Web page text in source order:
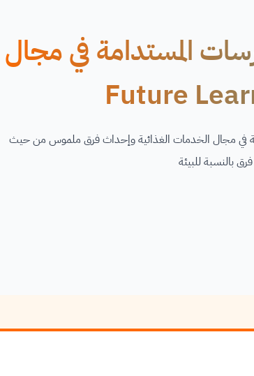
المستدامة في مجال
في مجال الخدمات الغذائية وإحداث فرق ملموس من حيث
بالنسبة للبيئة